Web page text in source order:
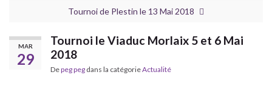
Tournoi de Plestin le 13 Mai 2018
MAR
29
Tournoi le Viaduc Morlaix 5 et 6 Mai
2018
Depeg peg dans la catégorieActualité